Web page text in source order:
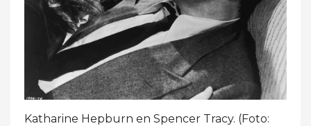
Katharine Hepburn en Spencer Tracy. (Foto: